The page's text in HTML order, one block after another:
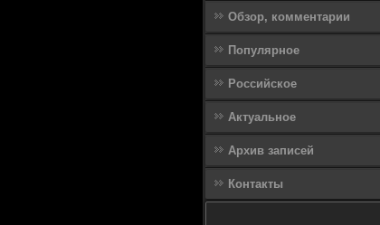
Обзор, комментарии
Популярное
Российское
Актуальное
Архив записей
Контакты